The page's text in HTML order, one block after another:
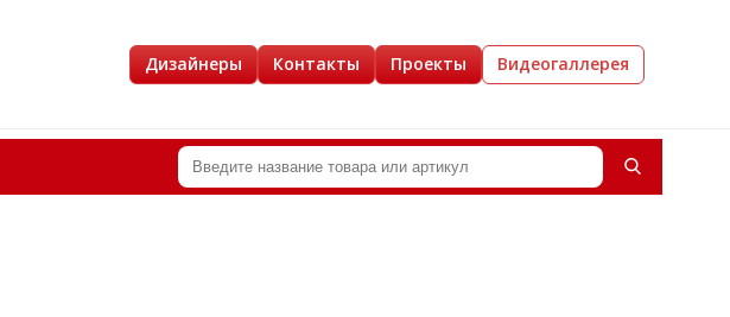
Дизайнеры Контакты Проекты Видеогаллерея